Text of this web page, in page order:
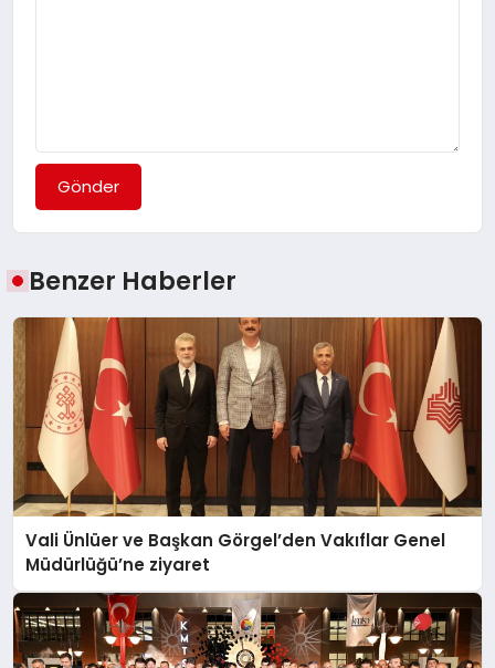
Gönder
Benzer Haberler
Vali Ünlüer ve Başkan Görgel’den Vakıflar Genel
Müdürlüğü’ne ziyaret